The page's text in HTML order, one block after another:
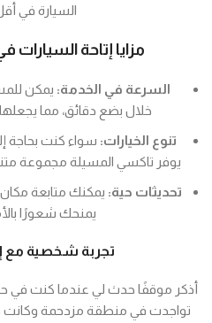
السيارة في
مزايا إتاحة
السرعة في الخدمة: يمكن
خلال بضع دقائق، مما يجعلها
تنوع الخيارات: سواء كنت بحاجة
يوفر تاكسي المسيلة مجموعة
تحديثات حية: يمكنك متابعة
يمنحك شعورًا
تجربة شخصية مع
أذكر موقفًا حدث لي عندما كنت في
تواجدت في منطقة مزدحمة وكانت